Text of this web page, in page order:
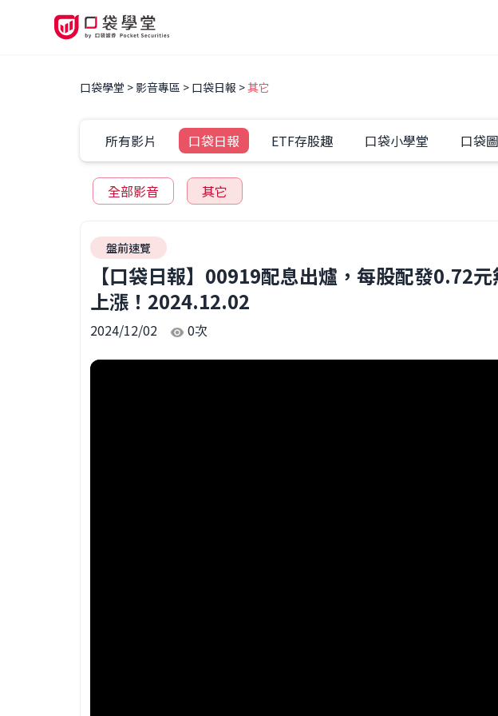
口袋學堂 影音專區 口袋日報 其它
所有影片 口袋日報 ETF存股趣 口袋小學堂 口袋
全部影音 其它
盤前速覽
【口袋日報】00919配息出爐，每股配發0.72
上漲！2024.12.02
2024/12/02 0次